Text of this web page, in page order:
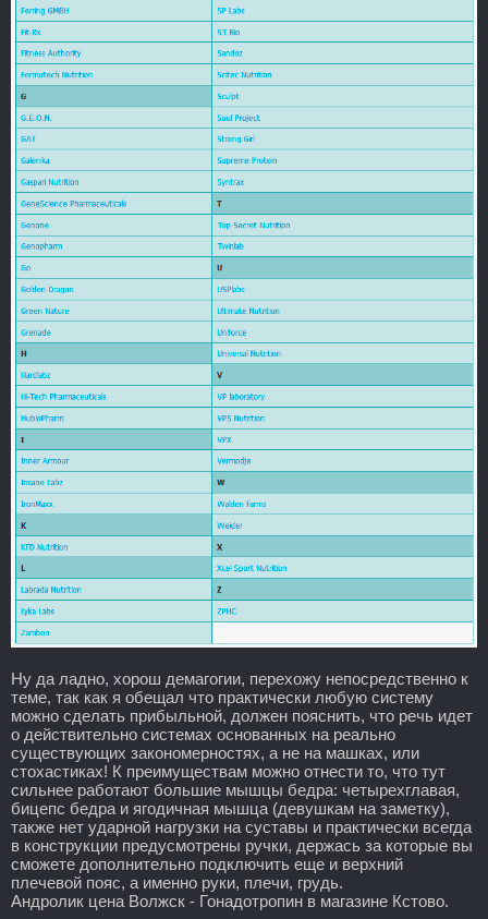
Ну да ладно, хорош демагогии, перехожу непосредственно к
теме, так как я обещал что практически любую систему
можно сделать прибыльной, должен пояснить, что речь идет
о действительно системах основанных на реально
существующих закономерностях, а не на машках, или
стохастиках! К преимуществам можно отнести то, что тут
сильнее работают большие мышцы бедра: четырехглавая,
бицепс бедра и ягодичная мышца (девушкам на заметку),
также нет ударной нагрузки на суставы и практически всегда
в конструкции предусмотрены ручки, держась за которые вы
сможете дополнительно подключить еще и верхний
плечевой пояс, а именно руки, плечи, грудь.
Андролик цена Волжск - Гонадотропин в магазине Кстово.